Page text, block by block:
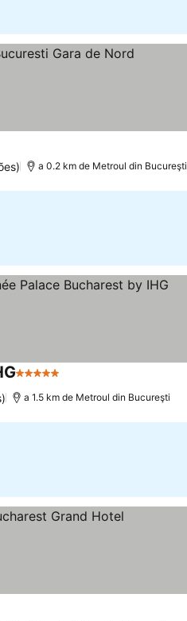
a 0.2 km de Metroul din Bucureşti
5 Estrelas
a 1.5 km de Metroul din Bucureşti